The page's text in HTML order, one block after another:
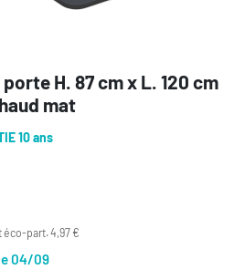
H. 87 cm x L. 120 cm
mat
10 ans
éco-part. 4,97 €
04/09